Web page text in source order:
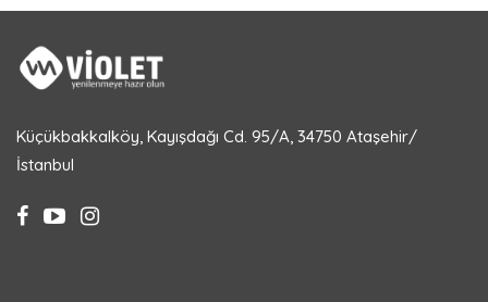
Küçükbakkalköy, Kayışdağı Cd. 95/A, 34750 Ataşehir/
İstanbul